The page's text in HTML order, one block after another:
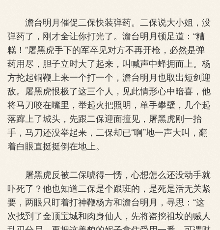
澹台明月催促二保快装弹药。二保说大小姐，没
弹药了，刚才全让你打光了。澹台明月顿足道：“糟
糕！”屠黑虎手下的军卒见对方不再开枪，必然是弹
药用尽，胆子立时大了起来，叫喊声中蜂拥而上。杨
方抡起铜鞭上来一个打一个，澹台明月也取出短剑迎
敌。屠黑虎恨极了这三个人，见此情形心中暗喜，他
将马刀咬在嘴里，举起火把照明，单手攀壁，几个起
落蹿上了城头，先跟二保迎面撞见，屠黑虎刚一抬
手，马刀还没举起来，二保却已“啊”地一声大叫，翻
着白眼直挺挺倒在地上。
屠黑虎反被二保唬得一愣，心想怎么还没动手就
吓死了？他也知道二保是个跟班的，是死是活无关紧
要，两眼只盯着打神鞭杨方和澹台明月，寻思：“这
次找到了金顶宝城和肉身仙人，先将盗挖祖坟的贼人